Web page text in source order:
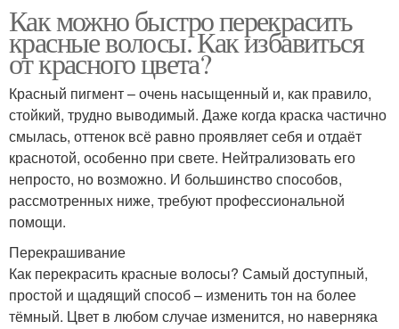
Как можно быстро перекрасить
красные волосы. Как избавиться
от красного цвета?
Красный пигмент – очень насыщенный и, как правило,
стойкий, трудно выводимый. Даже когда краска частично
смылась, оттенок всё равно проявляет себя и отдаёт
краснотой, особенно при свете. Нейтрализовать его
непросто, но возможно. И большинство способов,
рассмотренных ниже, требуют профессиональной
помощи.
Перекрашивание
Как перекрасить красные волосы? Самый доступный,
простой и щадящий способ – изменить тон на более
тёмный. Цвет в любом случае изменится, но наверняка